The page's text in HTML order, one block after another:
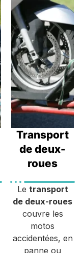
Transport
de deux-
roues
Le transport
de deux-roues
couvre les
motos
accidentées, en
panne ou